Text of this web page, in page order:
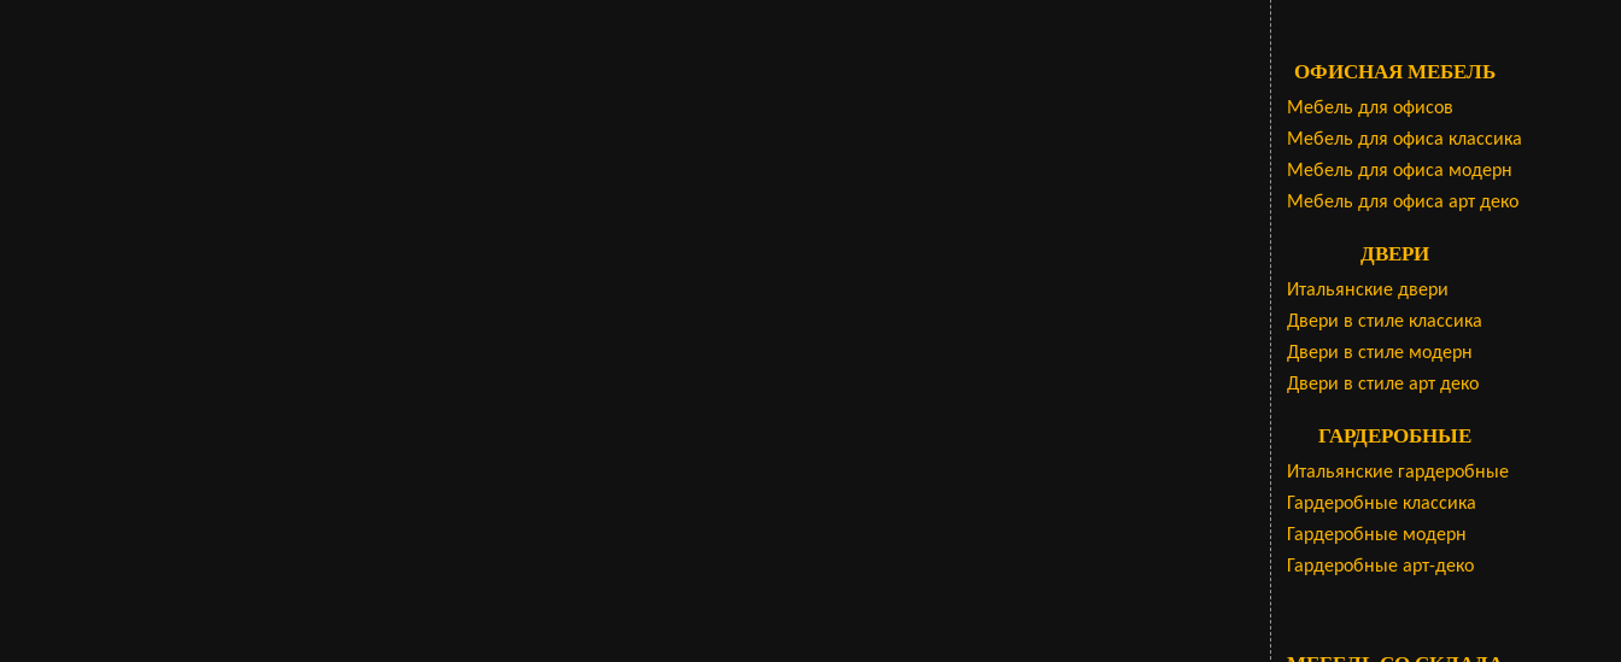
ОФИСНАЯ МЕБЕЛЬ
Мебель для офисов
Мебель для офиса классика
Мебель для офиса модерн
Мебель для офиса арт деко
ДВЕРИ
Итальянские двери
Двери в стиле классика
Двери в стиле модерн
Двери в стиле арт деко
ГАРДЕРОБНЫЕ
Итальянские гардеробные
Гардеробные классика
Гардеробные модерн
Гардеробные арт-деко